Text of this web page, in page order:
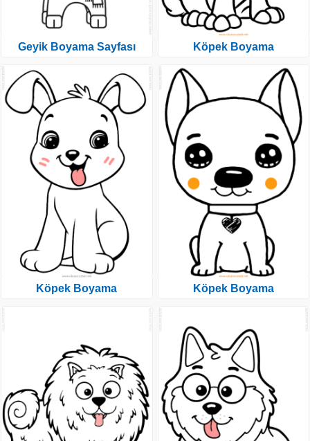
Geyik Boyama Sayfası
Köpek Boyama
Köpek Boyama
Köpek Boyama